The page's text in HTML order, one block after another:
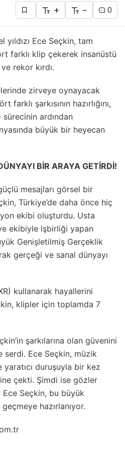
+ - 0
yıldızı Ece Seçkin, tam
farklı klip çekerek insanüstü
rekor kırdı.
zirveye oynayacak
şarkısının hazırlığını,
ardından
büyük bir heyecan
BİR ARAYA GETİRDİ!
mesajları görsel bir
Türkiye’de daha önce hiç
ekibi oluşturdu. Usta
ekibiyle işbirliği yapan
Genişletilmiş Gerçeklik
gerçeği ve sanal dünyayı
kullanarak hayallerini
klipler için toplamda 7
şarkılarına olan güvenini
serdi. Ece Seçkin, müzik
duruşuyla bir kez
çekti. Şimdi ise gözler
Ece Seçkin, bu büyük
hazırlanıyor.